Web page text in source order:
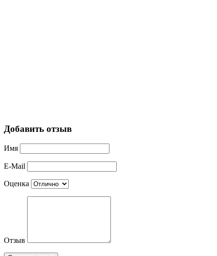
Добавить отзыв
Имя
E-Mail
Оценка
Отзыв